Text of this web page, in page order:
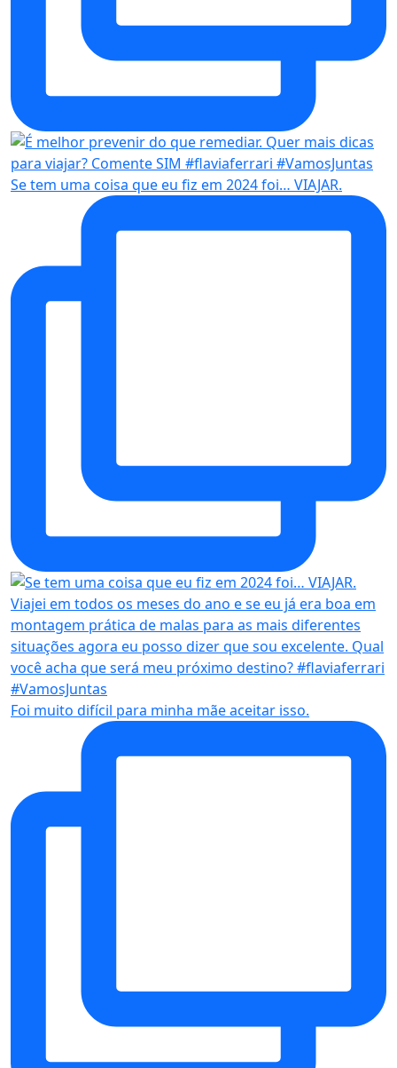
Se tem uma coisa que eu fiz em 2024 foi… VIAJAR.
Foi muito difícil para minha mãe aceitar isso.